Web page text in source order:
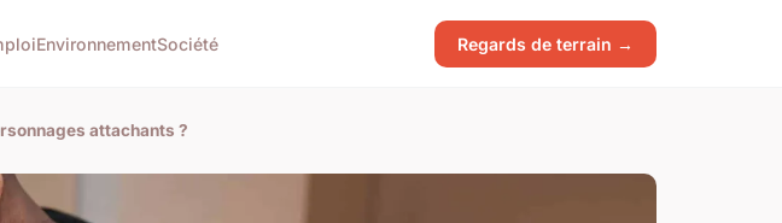
EnvironnementSociété Regards de terrain →
attachants ?